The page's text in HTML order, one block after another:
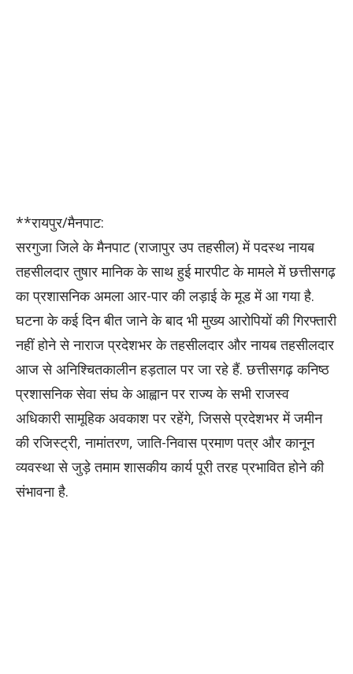
**रायपुर/मैनपाट:
सरगुजा जिले के मैनपाट (राजापुर उप तहसील) में पदस्थ नायब
तहसीलदार तुषार मानिक के साथ हुई मारपीट के मामले में छत्तीसगढ़
का प्रशासनिक अमला आर-पार की लड़ाई के मूड में आ गया है.
घटना के कई दिन बीत जाने के बाद भी मुख्य आरोपियों की गिरफ्तारी
नहीं होने से नाराज प्रदेशभर के तहसीलदार और नायब तहसीलदार
आज से अनिश्चितकालीन हड़ताल पर जा रहे हैं. छत्तीसगढ़ कनिष्ठ
प्रशासनिक सेवा संघ के आह्वान पर राज्य के सभी राजस्व
अधिकारी सामूहिक अवकाश पर रहेंगे, जिससे प्रदेशभर में जमीन
की रजिस्ट्री, नामांतरण, जाति-निवास प्रमाण पत्र और कानून
व्यवस्था से जुड़े तमाम शासकीय कार्य पूरी तरह प्रभावित होने की
संभावना है.